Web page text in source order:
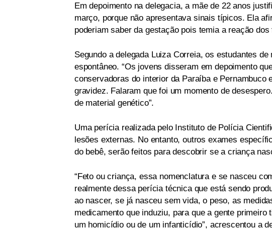
Em depoimento na delegacia, a mãe de 22 anos
março, porque não apresentava sinais típicos. Ela
poderiam saber da gestação pois temia a reação
Segundo a delegada Luiza Correia, os estudantes
espontâneo. “Os jovens disseram em depoimento
conservadoras do interior da Paraíba e Pernambuco
gravidez. Falaram que foi um momento de
de material genético”.
Uma perícia realizada pelo Instituto de Polícia
lesões externas. No entanto, outros exames
do bebê, serão feitos para descobrir se a criança
“Feto ou criança, essa nomenclatura e se nasceu
realmente dessa perícia técnica que está sendo
ao nascer, se já nasceu sem vida, o peso, as
medicamento que induziu, para que a gente
um homicídio ou de um infanticídio”, acrescentou a